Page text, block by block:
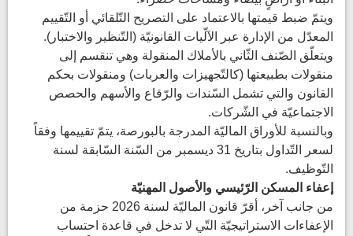
ويتمّ ضبط قيمتها بالاعتماد على التصريح التّلقائي أو التّقييم
المعدّل من الإدارة عبر الآلّيات القانونيّة (التّنظير والاختبار).
ويتعلّق الصّنف الثّاني بالأملاك المنقولة وهي تنقسم إلى
منقولات بطبيعتها (كالتّجهيزات والعربات) ومنقولات بحكم
القانون والتي تشمل السّندات والرّقاع والأسهم والحصص
الاجتماعيّة في الشّركات.
وبالنسبة للأوراق الماليّة المدرجة بالبورصة، يتمّ تقييمها وفقاً
لسعر التّداول بتاريخ 31 ديسمبر من السّنة السّابقة لسنة
التّوظيف.
إعفاء المسكن الرّئيسي والأصول المهنيّة
من جانب آخر، أقرّ قانون الماليّة لسنة 2026 حزمة من
الإعفاءات الاستراتيجيّة التّي لا تدخل في قاعدة احتساب